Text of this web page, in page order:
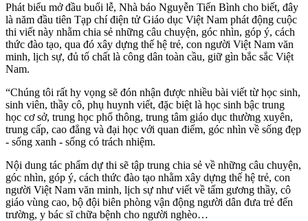
Phát biểu mở đầu buổi lễ, Nhà báo Nguyễn Tiến Bình cho biết, đây
là năm đầu tiên Tạp chí điện tử Giáo dục Việt Nam phát động cuộc
thi viết này nhằm chia sẻ những câu chuyện, góc nhìn, góp ý, cách
thức đào tạo, qua đó xây dựng thế hệ trẻ, con người Việt Nam văn
minh, lịch sự, đủ tố chất là công dân toàn cầu, giữ gìn bắc sắc Việt
Nam.
“Chúng tôi rất hy vọng sẽ đón nhận được nhiều bài viết từ học sinh,
sinh viên, thầy cô, phụ huynh viết, đặc biệt là học sinh bậc trung
học cơ sở, trung học phổ thông, trung tâm giáo dục thường xuyên,
trung cấp, cao đẳng và đại học với quan điểm, góc nhìn về sống đẹp
- sống xanh - sống có trách nhiệm.
Nội dung tác phẩm dự thi sẽ tập trung chia sẻ về những câu chuyện,
góc nhìn, góp ý, cách thức đào tạo nhằm xây dựng thế hệ trẻ, con
người Việt Nam văn minh, lịch sự như viết về tấm gương thầy, cô
giáo vùng cao, bộ đội biên phòng vận động người dân đưa trẻ đến
trường, y bác sĩ chữa bệnh cho người nghèo…